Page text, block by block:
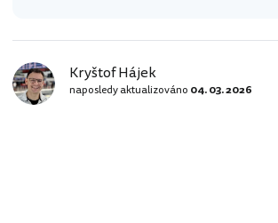
Kryštof Hájek
naposledy aktualizováno 04. 03. 2026